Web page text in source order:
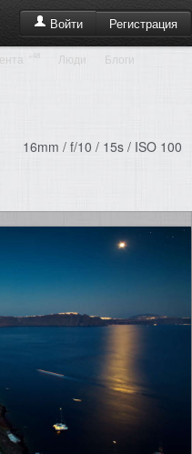
Войти Регистрация
+48 Люди Блоги
16mm / f/10 / 15s / ISO 100